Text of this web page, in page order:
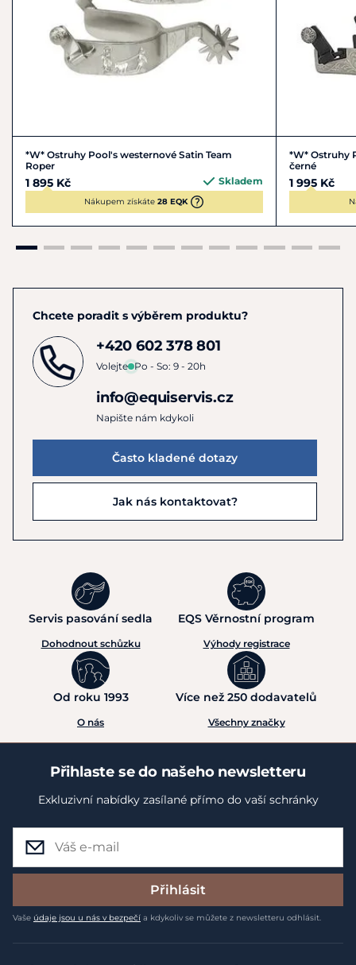
*W* Ostruhy Pool's westernové Satin Team
Roper
1 895 Kč Skladem
Nákupem získáte28 EQK
*W* Ostruhy
černé
1 995 Kč
Chcete poradit s výběrem produktu?
+420 602 378 801
Volejte Po - So: 9 - 20h
info@equiservis.cz
Napište nám kdykoli
Často kladené dotazy
Jak nás kontaktovat?
Servis pasování sedla
Dohodnout schůzku
EQS Věrnostní program
Výhody registrace
Od roku 1993
O nás
Více než 250 dodavatelů
Všechny značky
Přihlaste se do našeho newsletteru
Exkluzivní nabídky zasílané přímo do vaší schránky
Přihlásit
Vaše údaje jsou u nás v bezpečí a kdykoliv se můžete z newsletteru odhlásit.